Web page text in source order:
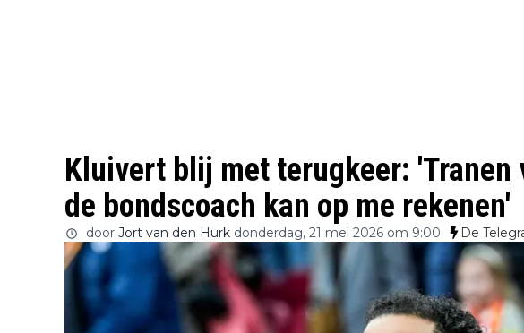
Kluivert blij met terugkeer: 'Tranen
de bondscoach kan op me rekenen'
door Jort van den Hurk donderdag, 21 mei 2026 om 9:00 De